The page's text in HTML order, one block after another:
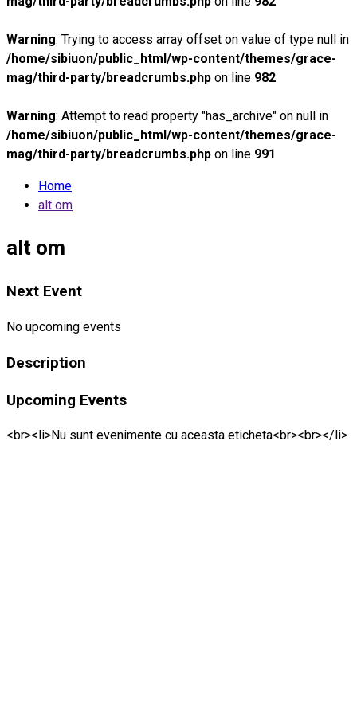
Warning: Trying to access array offset on value of type null in
/home/sibiuon/public_html/wp-content/themes/grace-
mag/third-party/breadcrumbs.php on line 982
Warning: Attempt to read property "has_archive" on null in
/home/sibiuon/public_html/wp-content/themes/grace-
mag/third-party/breadcrumbs.php on line 991
Home
alt om
alt om
Next Event
No upcoming events
Description
Upcoming Events
<br><li>Nu sunt evenimente cu aceasta eticheta<br><br></li>